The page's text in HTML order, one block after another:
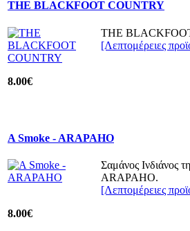
THE BLACKFOOT COUNTRY
THE
[Λεπτομέρειες
8.00€
Α Smoke - ARAPAHO
Σαμάνος Ινδιάνος
ARAPAHO.
[Λεπτομέρειες
8.00€